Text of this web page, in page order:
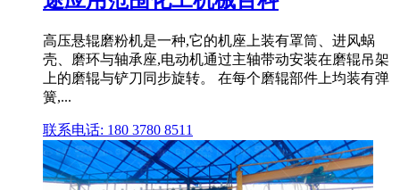
高压悬辊磨粉机是一种,它的机座上装有罩筒、进风蜗
壳、磨环与轴承座,电动机通过主轴带动安装在磨辊吊架
上的磨辊与铲刀同步旋转。 在每个磨辊部件上均装有弹
簧,...
联系电话: 180 3780 8511